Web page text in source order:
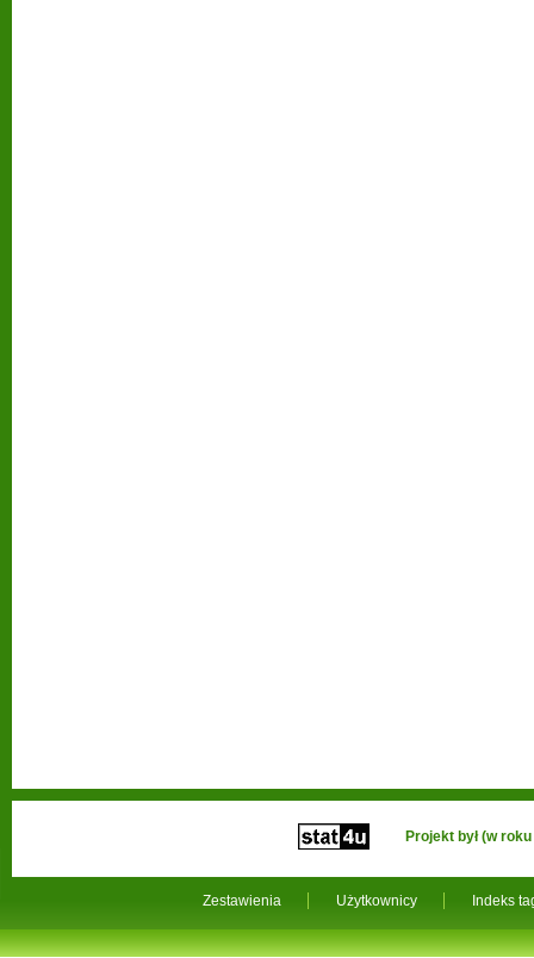
Zestawienia Użytkownicy Indeks
Projekt był (w